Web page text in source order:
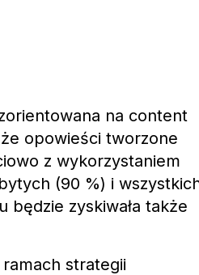
na content
opowieści tworzone
z wykorzystaniem
(90 %) i
zyskiwała także
strategii